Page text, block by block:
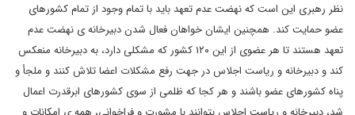
نظر رهبری این است که نهضت عدم تعهد باید با تمام وجود از تمام کشورهای
عضو حمایت کند. همچنین ایشان خواهان فعال شدن دبیرخانه ی نهضت عدم
تعهد هستند تا هر عضوی از این ۱۲۰ کشور که مشکلی دارد، به دبیرخانه منعکس
کند و دبیرخانه و ریاست اجلاس در جهت رفع مشکلات اعضا تلاش کنند و ملجأ و
پناه کشورهای عضو باشند و هر کجا که ظلمی از سوی کشورهای ابرقدرت اعمال